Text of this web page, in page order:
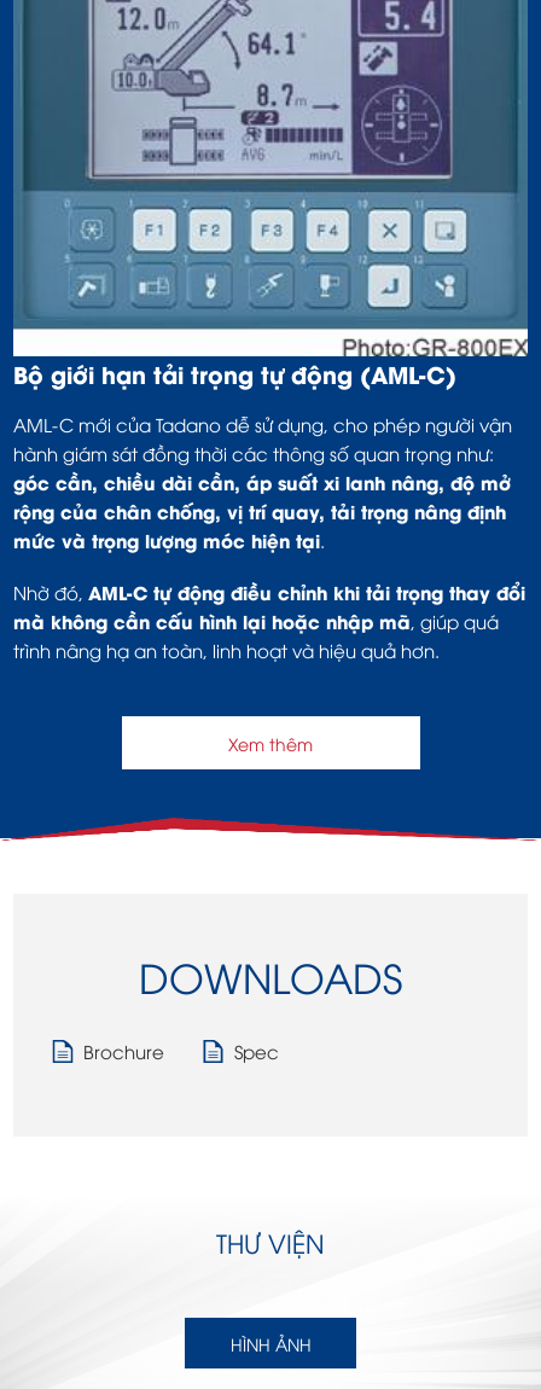
Bộ giới hạn tải trọng tự động (AML-C)
AML-C mới của Tadano dễ sử dụng, cho phép người vận
hành giám sát đồng thời các thông số quan trọng như:
góc cần, chiều dài cần, áp suất xi lanh nâng, độ mở
rộng của chân chống, vị trí quay, tải trọng nâng định
mức và trọng lượng móc hiện tại
Nhờ đó, AML-C tự động điều chỉnh khi tải trọng thay đổi
mà không cần cấu hình lại hoặc nhập mã , giúp quá
trình nâng hạ an toàn, linh hoạt và hiệu quả hơn.
Xem thêm
DOWNLOADS
Brochure Spec
THƯ VIỆN
HÌNH ẢNH